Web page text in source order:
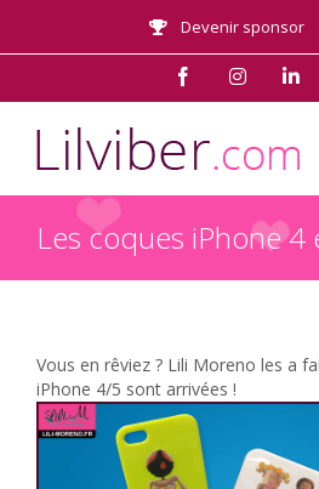
contenu
Devenir sponsor
FacebookInstagram
Les coques iPhone 4
Vous en rêviez ? Lili Moreno les a
iPhone 4/5 sont arrivées !